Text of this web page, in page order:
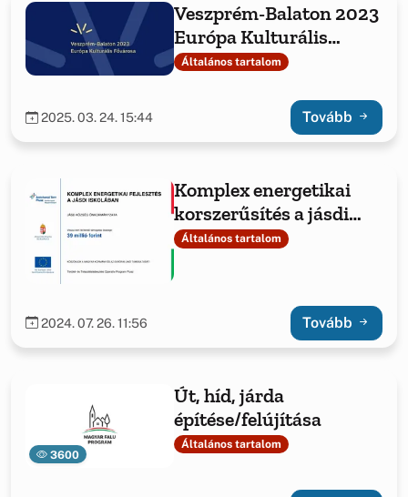
Veszprém-Balaton 2023
Európa Kulturális
Fővárosa
Általános tartalom
2025. 03. 24. 15:44 Tovább
Komplex energetikai
korszerűsítés a jásdi
iskolában
Általános tartalom
2024. 07. 26. 11:56 Tovább
3600
Út, híd, járda
építése/felújítása
Általános tartalom